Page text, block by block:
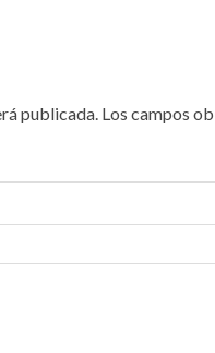
publicada. Los campos